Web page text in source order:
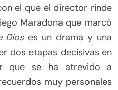
el que el director rinde
Maradona que marcó
Dios es un drama y una
dos etapas decisivas en
que se ha atrevido a
muy personales